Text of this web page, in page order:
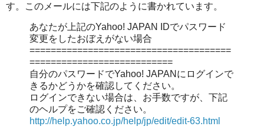
す。このメールには下記のように書かれています。
あなたが上記のYahoo! JAPAN IDでパスワード
変更をしたおぼえがない場合
======================================
===========================
自分のパスワードでYahoo! JAPANにログインで
きるかどうかを確認してください。
ログインできない場合は、お手数ですが、下記
のヘルプをご確認ください。
http://help.yahoo.co.jp/help/jp/edit/edit-63.html